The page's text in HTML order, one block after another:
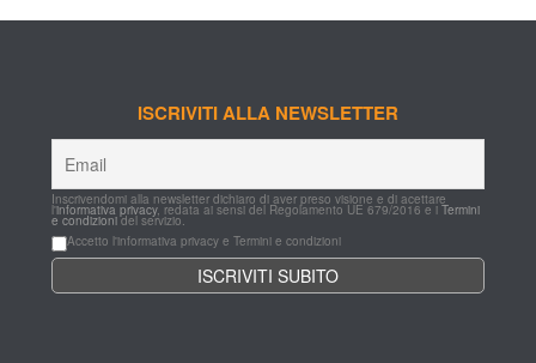
ISCRIVITI ALLA NEWSLETTER
Inscrivendomi alla newsletter dichiaro di aver preso visione e di acettare
l'informativa privacy, redata ai sensi del Regolamento UE 679/2016 e i Termini
e condizioni del servizio.
Accetto l'informativa privacy e Termini e condizioni